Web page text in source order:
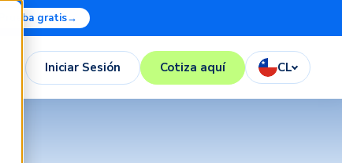
Prueba gratis→
Iniciar Sesión Cotiza aquí CL